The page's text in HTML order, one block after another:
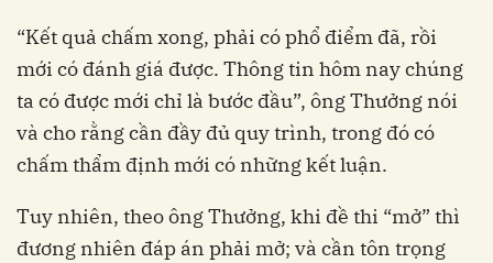
“Kết quả chấm xong, phải có phổ điểm đã, rồi
mới có đánh giá được. Thông tin hôm nay chúng
ta có được mới chỉ là bước đầu”, ông Thưởng nói
và cho rằng cần đầy đủ quy trình, trong đó có
chấm thẩm định mới có những kết luận.
Tuy nhiên, theo ông Thưởng, khi đề thi “mở” thì
đương nhiên đáp án phải mở; và cần tôn trọng